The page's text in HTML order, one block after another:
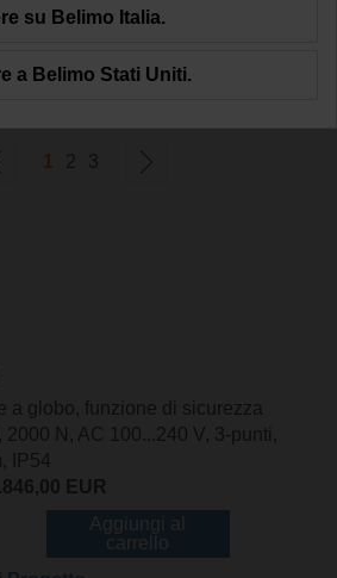
1 2 3
a globo, funzione di sicurezza
2000 N, AC 100...240 V, 3-punti,
IP54
EUR
su Belimo Italia.
a Belimo Stati Uniti.